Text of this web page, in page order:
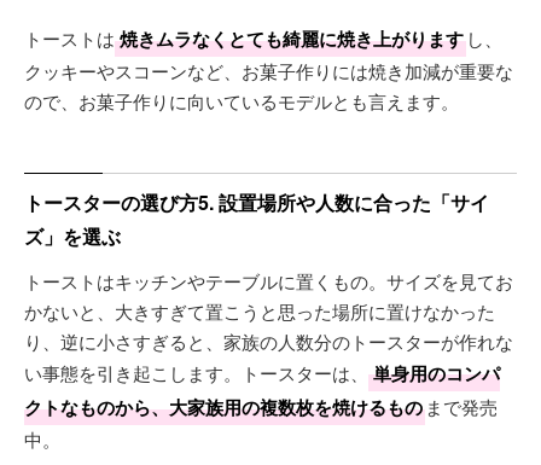
トーストは 焼きムラなくとても綺麗に焼き上がります し、
クッキーやスコーンなど、お菓子作りには焼き加減が重要な
ので、お菓子作りに向いているモデルとも言えます。
トースターの選び方5. 設置場所や人数に合った「サイ
ズ」を選ぶ
トーストはキッチンやテーブルに置くもの。サイズを見てお
かないと、大きすぎて置こうと思った場所に置けなかった
り、逆に小さすぎると、家族の人数分のトースターが作れな
い事態を引き起こします。トースターは、
単身用のコンパ
クトなものから、大家族用の複数枚を焼けるもの まで発売
中。